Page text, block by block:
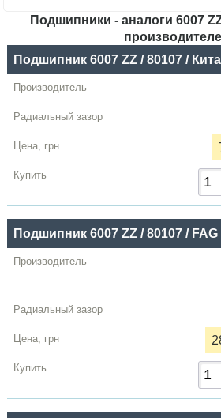
Подшипники - аналоги 6007
Название
Производитель
Радиальный
грн
Купить
Подшипник 6007 ZZ / 80107 /
Подшипник 6007 ZZ / 80107 / FAG